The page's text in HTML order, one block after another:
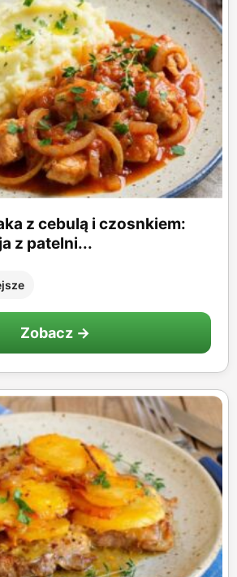
z cebulą i czosnkiem:
z patelni...
Zobacz →